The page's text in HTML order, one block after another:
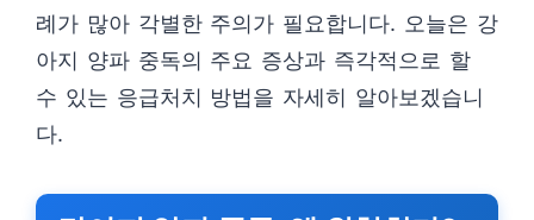
례가 많아 각별한 주의가 필요합니다. 오늘은 강
아지 양파 중독의 주요 증상과 즉각적으로 할
수 있는 응급처치 방법을 자세히 알아보겠습니
다.